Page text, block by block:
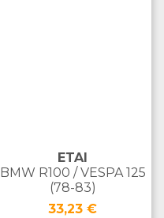
ETAI
BMW R100 / VESPA 125
(78-83)
Prix
33,23 €